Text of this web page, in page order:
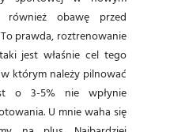
również obawę przed
prawda, roztrenowanie
jest właśnie cel tego
którym należy pilnować
o 3-5% nie wpłynie
U mnie waha się